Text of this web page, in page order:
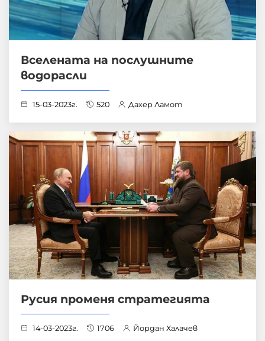
Вселената на послушните
водорасли
15-03-2023г. 520 Дахер Ламот
Русия променя стратегията
14-03-2023г. 1706 Йордан Халачев